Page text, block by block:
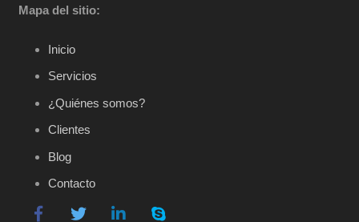
Mapa del sitio:
Inicio
Servicios
¿Quiénes somos?
Clientes
Blog
Contacto